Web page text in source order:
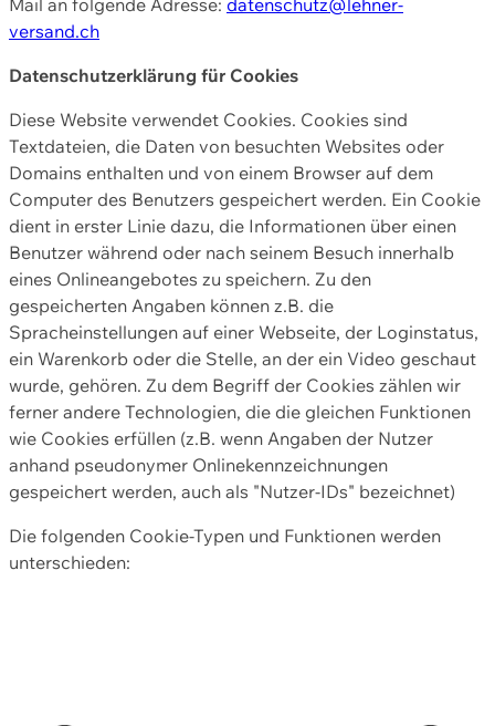
versand.ch
Datenschutzerklärung für Cookies
Diese Website verwendet Cookies. Cookies sind
Textdateien, die Daten von besuchten Websites oder
Domains enthalten und von einem Browser auf dem
Computer des Benutzers gespeichert werden. Ein Cookie
dient in erster Linie dazu, die Informationen über einen
Benutzer während oder nach seinem Besuch innerhalb
eines Onlineangebotes zu speichern. Zu den
gespeicherten Angaben können z.B. die
Spracheinstellungen auf einer Webseite, der Loginstatus,
ein Warenkorb oder die Stelle, an der ein Video geschaut
wurde, gehören. Zu dem Begriff der Cookies zählen wir
ferner andere Technologien, die die gleichen Funktionen
wie Cookies erfüllen (z.B. wenn Angaben der Nutzer
anhand pseudonymer Onlinekennzeichnungen
gespeichert werden, auch als "Nutzer-IDs" bezeichnet)
Die folgenden Cookie-Typen und Funktionen werden
unterschieden: